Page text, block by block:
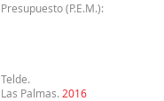
Presupuesto (P.E.M.):
Telde.
Las Palmas. 2016